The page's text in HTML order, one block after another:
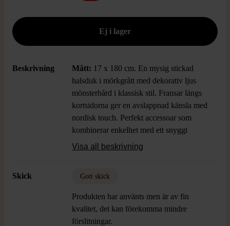
Beskrivning Mått: 17 x 180 cm. En mysig stickad
halsduk i mörkgrått med dekorativ ljus
mönsterbård i klassisk stil. Fransar längs
kortsidorna ger en avslappnad känsla med
nordisk touch. Perfekt accessoar som
kombinerar enkelhet med ett snyggt
grafiskt mönster och mjuk struktur.
Visa all beskrivning
Skick Gott skick
Produkten har använts men är av fin
kvalitet, det kan förekomma mindre
förslitningar.